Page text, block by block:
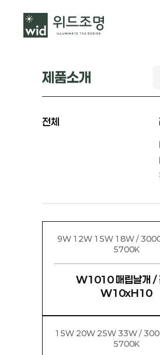
제품소개
전체
9W 12W 15W 18W / 3000K 4000K
5700K
W1010 매립날개 / 간접
W10xH10
15W 20W 25W 33W /
5700K